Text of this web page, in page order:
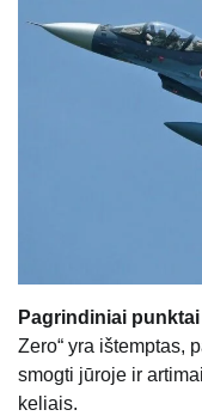
Pagrindiniai
Zero“ yra ištemptas,
smogti jūroje ir
keliais.